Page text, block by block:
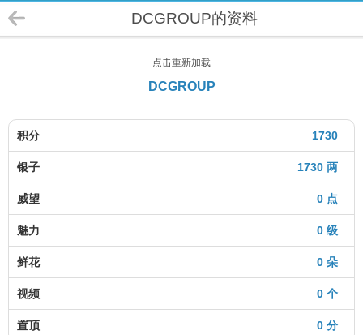
DCGROUP的资料
点击重新加载
DCGROUP
1730
积分
1730 两
银子
0 点
威望
0 级
魅力
0 朵
鲜花
0 个
视频
0 分
置顶